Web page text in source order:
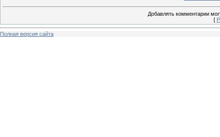
Добавлять комментарии
[
Полная версия сайта